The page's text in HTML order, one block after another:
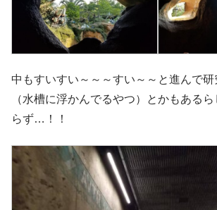
中もすいすい～～～すい～～と進んで
（水槽に浮かんでるやつ）とかもある
らず…！！